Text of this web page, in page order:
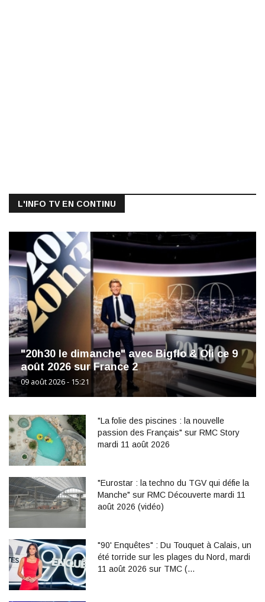
L'INFO TV EN CONTINU
"20h30 le dimanche" avec Bigflo & Oli ce 9
août 2026 sur France 2
09 août 2026 - 15:21
"La folie des piscines : la nouvelle
passion des Français" sur RMC Story
mardi 11 août 2026
"Eurostar : la techno du TGV qui défie la
Manche" sur RMC Découverte mardi 11
août 2026 (vidéo)
"90' Enquêtes" : Du Touquet à Calais, un
été torride sur les plages du Nord, mardi
11 août 2026 sur TMC (…